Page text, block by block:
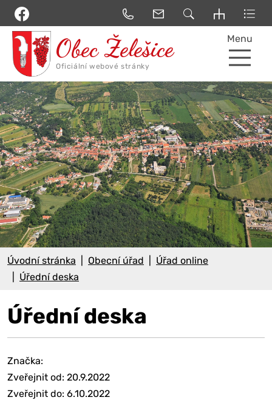
Menu
Úvodní stránka Obecní úřad
Úřad online
Úřední deska
Úřední deska
Značka:
Zveřejnit od: 20.9.2022
Zveřejnit do: 6.10.2022